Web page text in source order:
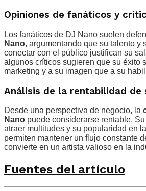
Opiniones de fanáticos y
Los fanáticos de DJ Nano suelen
Nano, argumentando que su talento y
conectar con el público justifican su
algunos críticos sugieren que su éxito
marketing y a su imagen que a su
Análisis de la rentabilidad de
Desde una perspectiva de negocio, la
Nano puede considerarse rentable.
atraer multitudes y su popularidad en
permiten mantener un flujo constante
convierte en un artista valioso en la
Fuentes del artículo